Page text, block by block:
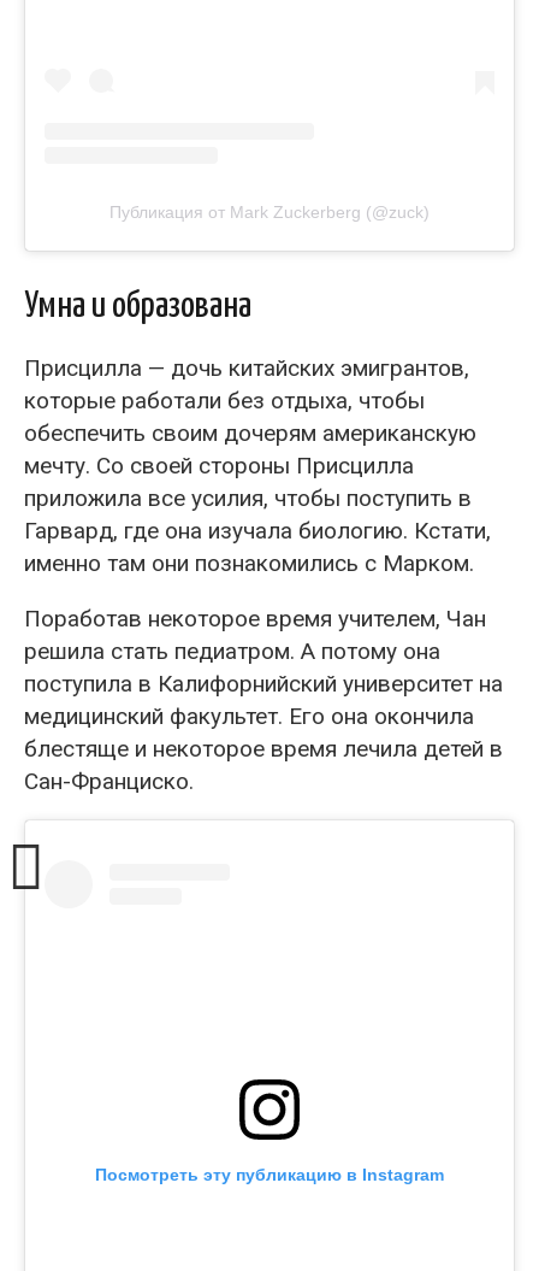
Публикация от Mark Zuckerberg (@zuck)
Умна и образована
Присцилла — дочь китайских эмигрантов,
которые работали без отдыха, чтобы
обеспечить своим дочерям американскую
мечту. Со своей стороны Присцилла
приложила все усилия, чтобы поступить в
Гарвард, где она изучала биологию. Кстати,
именно там они познакомились с Марком.
Поработав некоторое время учителем, Чан
решила стать педиатром. А потому она
поступила в Калифорнийский университет на
медицинский факультет. Его она окончила
блестяще и некоторое время лечила детей в
Сан-Франциско.
Посмотреть эту публикацию в Instagram